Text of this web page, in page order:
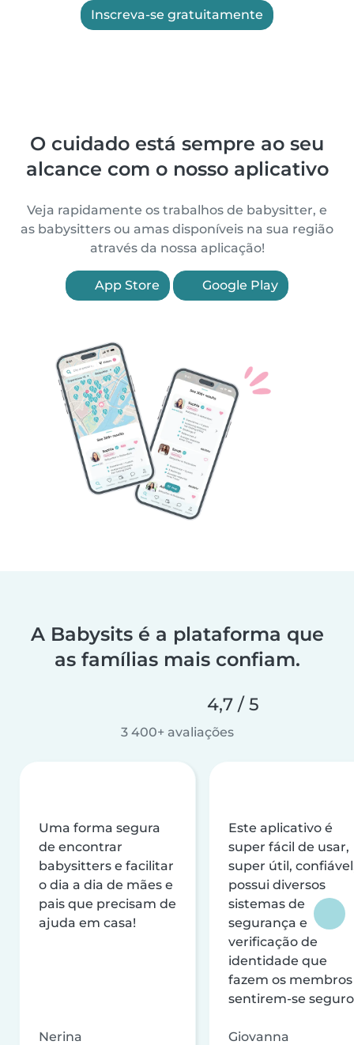
Inscreva-se gratuitamente
O cuidado está sempre ao seu
alcance com o nosso aplicativo
Veja rapidamente os trabalhos de babysitter, e
as babysitters ou amas disponíveis na sua região
através da nossa aplicação!
App Store Google Play
A Babysits é a plataforma que
as famílias mais confiam.
4,7 / 5
3 400+ avaliações
Uma forma segura
de encontrar
babysitters e facilitar
o dia a dia de mães e
pais que precisam de
ajuda em casa!
Nerina
Este aplicativo é
super fácil de usar,
super útil,
possui diversos
sistemas de
segurança e
verificação de
identidade que
fazem os membros
sentirem-se
Giovanna